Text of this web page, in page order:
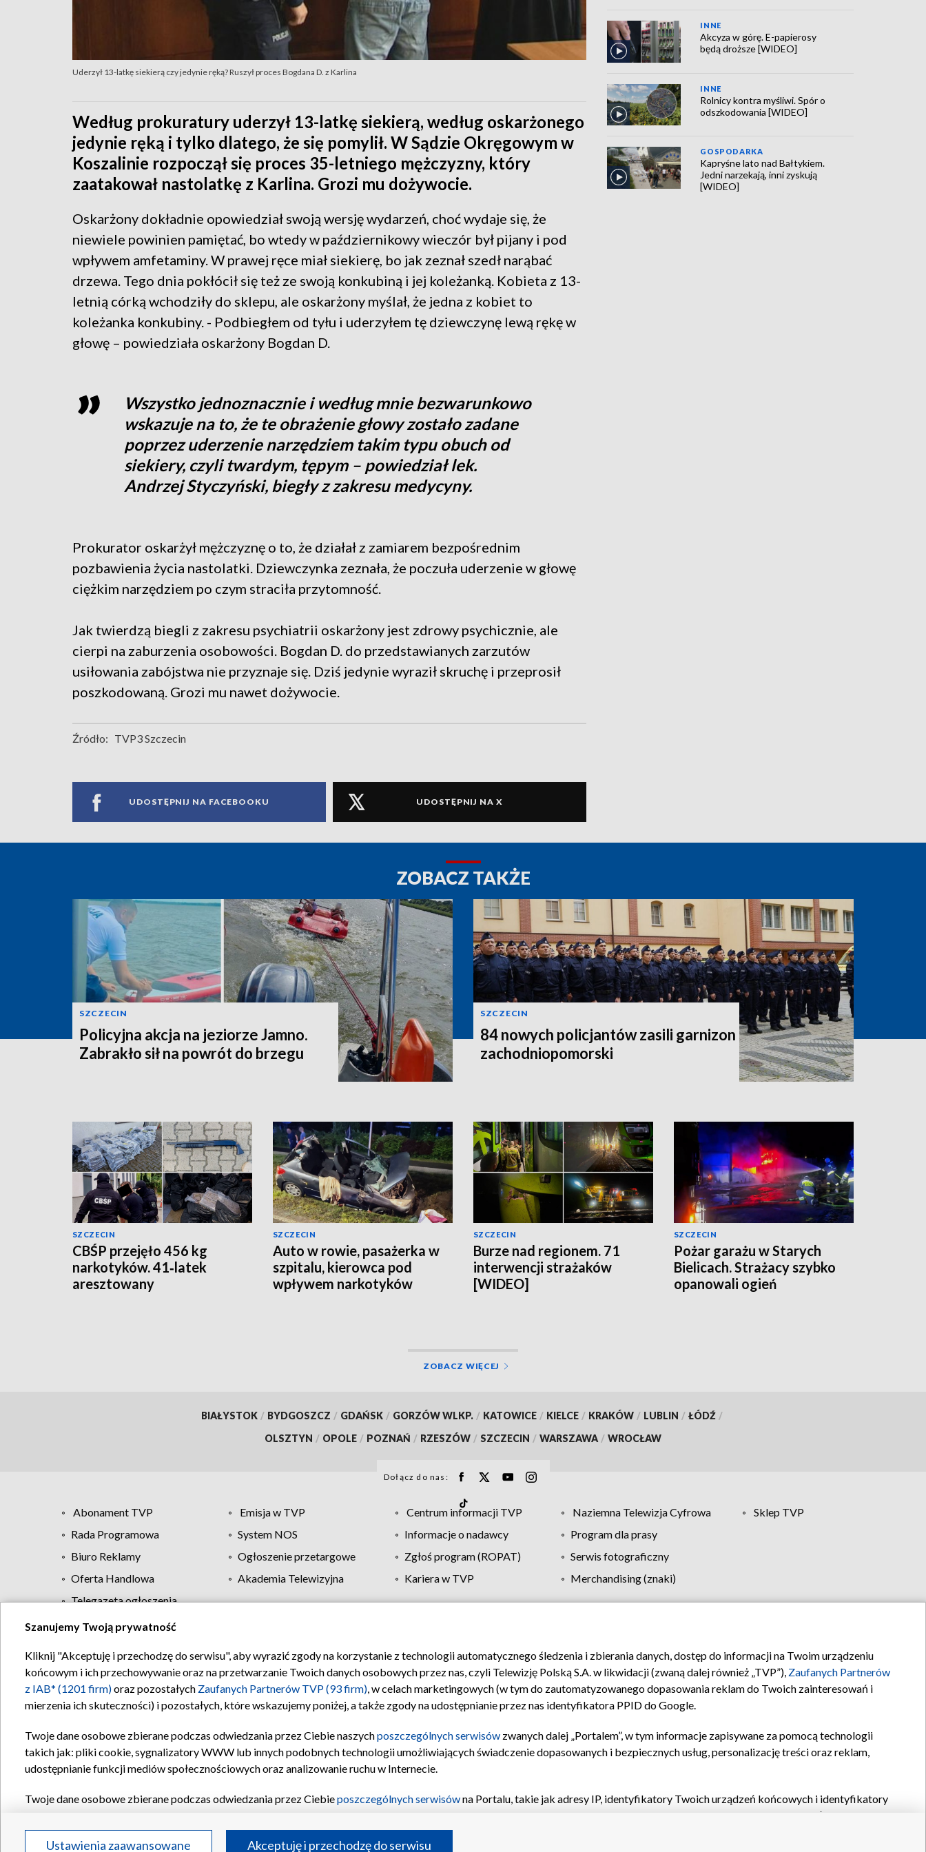
Uderzył 13-latkę siekierą czy jedynie ręką? Ruszył proces Bogdana D. z Karlina
Według prokuratury uderzył 13-latkę siekierą, według oskarżonego
jedynie ręką i tylko dlatego, że się pomylił. W Sądzie Okręgowym w
Koszalinie rozpoczął się proces 35-letniego mężczyzny, który
zaatakował nastolatkę z Karlina. Grozi mu dożywocie.
Oskarżony dokładnie opowiedział swoją wersję wydarzeń, choć wydaje się, że
niewiele powinien pamiętać, bo wtedy w październikowy wieczór był pijany i pod
wpływem amfetaminy. W prawej ręce miał siekierę, bo jak zeznał szedł narąbać
drzewa. Tego dnia pokłócił się też ze swoją konkubiną i jej koleżanką. Kobieta z 13-
letnią córką wchodziły do sklepu, ale oskarżony myślał, że jedna z kobiet to
koleżanka konkubiny. - Podbiegłem od tyłu i uderzyłem tę dziewczynę lewą rękę w
głowę – powiedziała oskarżony Bogdan D.
Wszystko jednoznacznie i według mnie bezwarunkowo
wskazuje na to, że te obrażenie głowy zostało zadane
poprzez uderzenie narzędziem takim typu obuch od
siekiery, czyli twardym, tępym – powiedział lek.
Andrzej Styczyński, biegły z zakresu medycyny.
Prokurator oskarżył mężczyznę o to, że działał z zamiarem bezpośrednim
pozbawienia życia nastolatki. Dziewczynka zeznała, że poczuła uderzenie w głowę
ciężkim narzędziem po czym straciła przytomność.
Jak twierdzą biegli z zakresu psychiatrii oskarżony jest zdrowy psychicznie, ale
cierpi na zaburzenia osobowości. Bogdan D. do przedstawianych zarzutów
usiłowania zabójstwa nie przyznaje się. Dziś jedynie wyraził skruchę i przeprosił
poszkodowaną. Grozi mu nawet dożywocie.
Źródło: TVP3 Szczecin
UDOSTĘPNIJ NA FACEBOOKU UDOSTĘPNIJ NA X
INNE
Akcyza w górę. E-papierosy
będą droższe [WIDEO]
INNE
Rolnicy kontra myśliwi. Spór o
odszkodowania [WIDEO]
GOSPODARKA
Kapryśne lato nad Bałtykiem.
Jedni narzekają, inni zyskują
[WIDEO]
ZOBACZ TAKŻE
SZCZECIN
Policyjna akcja na jeziorze Jamno.
Zabrakło sił na powrót do brzegu
SZCZECIN
84 nowych policjantów zasili garnizon
zachodniopomorski
SZCZECIN
CBŚP przejęło 456 kg
narkotyków. 41‑latek
aresztowany
SZCZECIN
Auto w rowie, pasażerka w
szpitalu, kierowca pod
wpływem narkotyków
SZCZECIN
Burze nad regionem. 71
interwencji strażaków
[WIDEO]
SZCZECIN
Pożar garażu w Starych
Bielicach. Strażacy szybko
opanowali ogień
ZOBACZ WIĘCEJ
BIAŁYSTOK / BYDGOSZCZ / GDAŃSK / GORZÓW WLKP. / KATOWICE / KIELCE / KRAKÓW / LUBLIN / ŁÓDŹ /
OLSZTYN / OPOLE / POZNAŃ / RZESZÓW / SZCZECIN / WARSZAWA / WROCŁAW
Dołącz do nas:
Abonament TVP Emisja w TVP Centrum informacji TVP Naziemna Telewizja Cyfrowa
Sklep TVP
Rada Programowa
System NOS Informacje o nadawcy
Program dla prasy
Biuro Reklamy
Ogłoszenie przetargowe Zgłoś program (ROPAT)
Serwis fotograficzny
Oferta Handlowa
Akademia Telewizyjna Kariera w TVP
Merchandising (znaki)
Telegazeta ogłoszenia
Regulamin TVP Polityka prywatności Moje zgody Pomoc Biuro reklamy Kontakt
Szanujemy Twoją prywatność
Kliknij "Akceptuję i przechodzę do serwisu", aby wyrazić zgody na korzystanie z technologii automatycznego śledzenia i zbierania danych, dostęp do informacji na Twoim urządzeniu
końcowym i ich przechowywanie oraz na przetwarzanie Twoich danych osobowych przez nas, czyli Telewizję Polską S.A. w likwidacji (zwaną dalej również „TVP”), Zaufanych Partnerów
z IAB* (1201 firm)oraz pozostałych Zaufanych Partnerów TVP (93 firm), w celach marketingowych (w tym do zautomatyzowanego dopasowania reklam do Twoich zainteresowań i
mierzenia ich skuteczności) i pozostałych, które wskazujemy poniżej, a także zgody na udostępnianie przez nas identyfikatora PPID do Google.
Twoje dane osobowe zbierane podczas odwiedzania przez Ciebie naszychposzczególnych serwisów zwanych dalej „Portalem”, w tym informacje zapisywane za pomocą technologii
takich jak: pliki cookie, sygnalizatory WWW lub innych podobnych technologii umożliwiających świadczenie dopasowanych i bezpiecznych usług, personalizację treści oraz reklam,
udostępnianie funkcji mediów społecznościowych oraz analizowanie ruchu w Internecie.
Twoje dane osobowe zbierane podczas odwiedzania przez Ciebieposzczególnych serwisówna Portalu, takie jak adresy IP, identyfikatory Twoich urządzeń końcowych i identyfikatory
oraz pozostałych
Partnerów TVPdla realizacji następujących celów i funkcji: przechowywania informacji na urządzeniu lub dostęp do nich, wyboru podstawowych reklam, wyboru spersonalizowanych
reklam, tworzenia profilu spersonalizowanych reklam, tworzenia profilu spersonalizowanych treści, wyboru spersonalizowanych treści, pomiaru wydajności reklam, pomiaru wydajności
Ustawienia zaawansowane Akceptuję i przechodzę do serwisu